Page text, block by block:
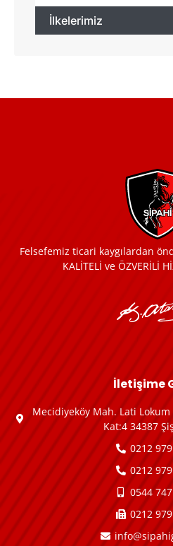
İlkelerimiz
Felsefemiz ticari kaygılardan
KALİTELİ ve ÖZVERİLİ
İletişime
Mecidiyeköy Mah. Lati
Kat:4 34387
0212
0212
0544
0212